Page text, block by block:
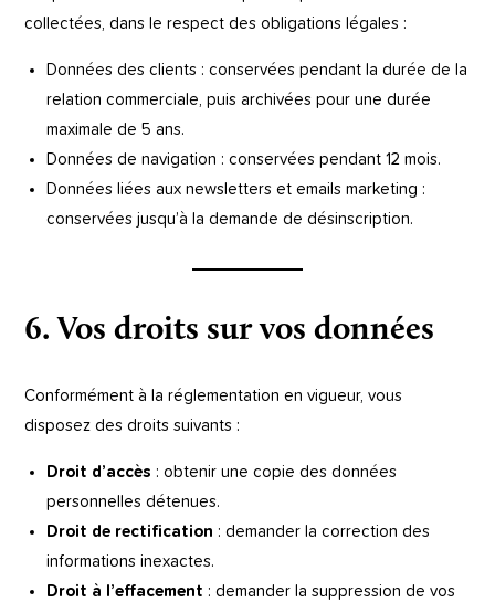
collectées, dans le respect des obligations légales :
Données des clients : conservées pendant la durée de la
relation commerciale, puis archivées pour une durée
maximale de 5 ans.
Données de navigation : conservées pendant 12 mois.
Données liées aux newsletters et emails marketing :
conservées jusqu’à la demande de désinscription.
6. Vos droits sur vos données
Conformément à la réglementation en vigueur, vous
disposez des droits suivants :
Droit d’accès : obtenir une copie des données
personnelles détenues.
Droit de rectification : demander la correction des
informations inexactes.
Droit à l’effacement : demander la suppression de vos